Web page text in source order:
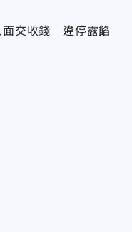
面交收錢 違停露餡